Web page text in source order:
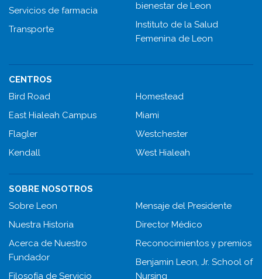
Servicios de farmacia
Transporte
bienestar de Leon
Instituto de la Salud
Femenina de Leon
CENTROS
Bird Road
East Hialeah Campus
Flagler
Kendall
Homestead
Miami
Westchester
West Hialeah
SOBRE NOSOTROS
Sobre Leon
Nuestra Historia
Acerca de Nuestro
Fundador
Filosofía de Servicio
Mensaje del Presidente
Director Médico
Reconocimientos y premios
Benjamin Leon, Jr. School of
Nursing